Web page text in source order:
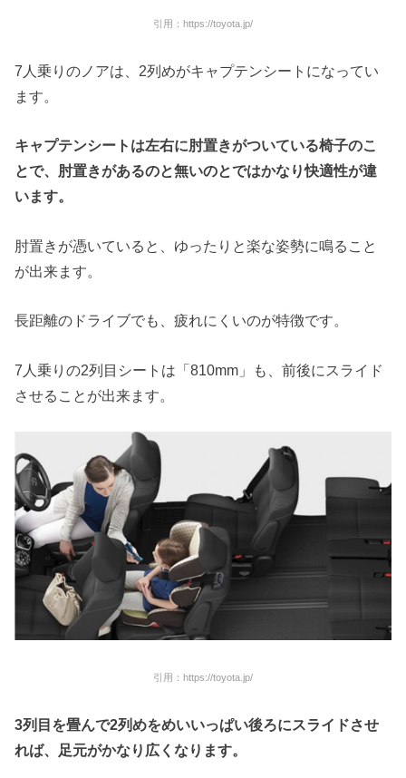
引用：https://toyota.jp/
7人乗りのノアは、2列めがキャプテンシートになってい
ます。
キャプテンシートは左右に肘置きがついている椅子のこ
とで、肘置きがあるのと無いのとではかなり快適性が違
います。
肘置きが憑いていると、ゆったりと楽な姿勢に鳴ること
が出来ます。
長距離のドライブでも、疲れにくいのが特徴です。
7人乗りの2列目シートは「810mm」も、前後にスライド
させることが出来ます。
引用：https://toyota.jp/
3列目を畳んで2列めをめいいっぱい後ろにスライドさせ
れば、足元がかなり広くなります。